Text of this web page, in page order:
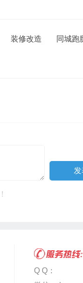
装修改造 同城跑
Q Q：